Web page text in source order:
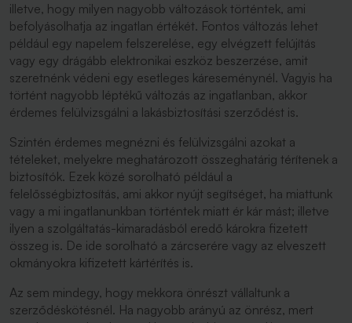
illetve, hogy milyen nagyobb változások történtek, ami
befolyásolhatja az ingatlan értékét. Fontos változás lehet
például egy napelem felszerelése, egy elvégzett felújítás
vagy egy drágább elektronikai eszköz beszerzése, amit
szeretnénk védeni egy esetleges káreseménynél. Vagyis ha
történt nagyobb léptékű változás az ingatlanban, akkor
érdemes felülvizsgálni a lakásbiztosítási szerződést is.
Szintén érdemes megnézni és felülvizsgálni azokat a
tételeket, melyekre meghatározott összeghatárig térítenek a
biztosítók. Ezek közé sorolható például a
felelősségbiztosítás, ami akkor nyújt segítséget, ha miattunk
vagy a mi ingatlanunkban történtek miatt ér kár mást; illetve
ilyen a szolgáltatás-kimaradásból eredő károkra fizetett
összeg is. De ide sorolható a zárcserére vagy az elveszett
okmányokra kifizetett kártérítés is.
Az sem mindegy, hogy mekkora önrészt vállaltunk a
szerződéskötésnél. Ha nagyobb arányú az önrész, mert